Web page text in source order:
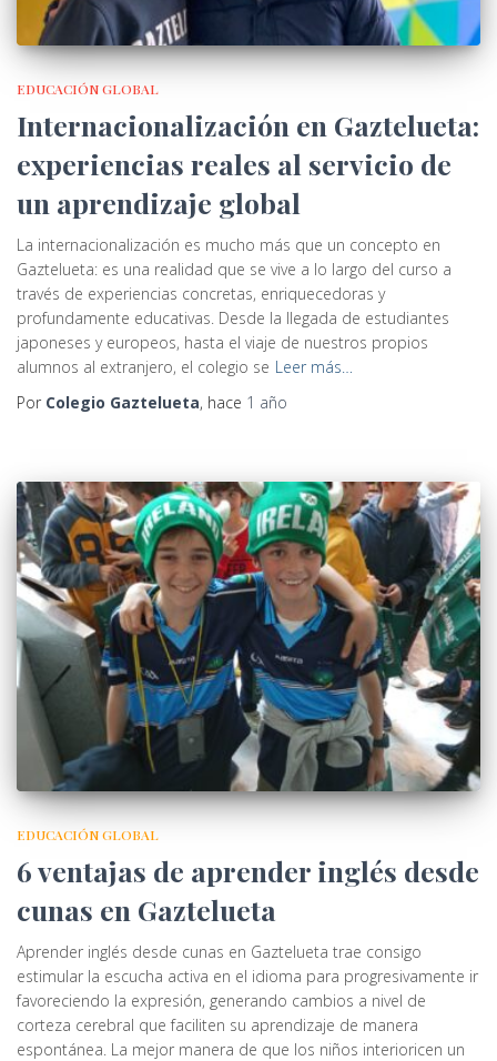
EDUCACIÓN GLOBAL
Internacionalización en Gaztelueta:
experiencias reales al servicio de
un aprendizaje global
La internacionalización es mucho más que un concepto en
Gaztelueta: es una realidad que se vive a lo largo del curso a
través de experiencias concretas, enriquecedoras y
profundamente educativas. Desde la llegada de estudiantes
japoneses y europeos, hasta el viaje de nuestros propios
alumnos al extranjero, el colegio se Leer más…
Por Colegio Gaztelueta, hace 1 año
EDUCACIÓN GLOBAL
6 ventajas de aprender inglés desde
cunas en Gaztelueta
Aprender inglés desde cunas en Gaztelueta trae consigo
estimular la escucha activa en el idioma para progresivamente ir
favoreciendo la expresión, generando cambios a nivel de
corteza cerebral que faciliten su aprendizaje de manera
espontánea. La mejor manera de que los niños interioricen un